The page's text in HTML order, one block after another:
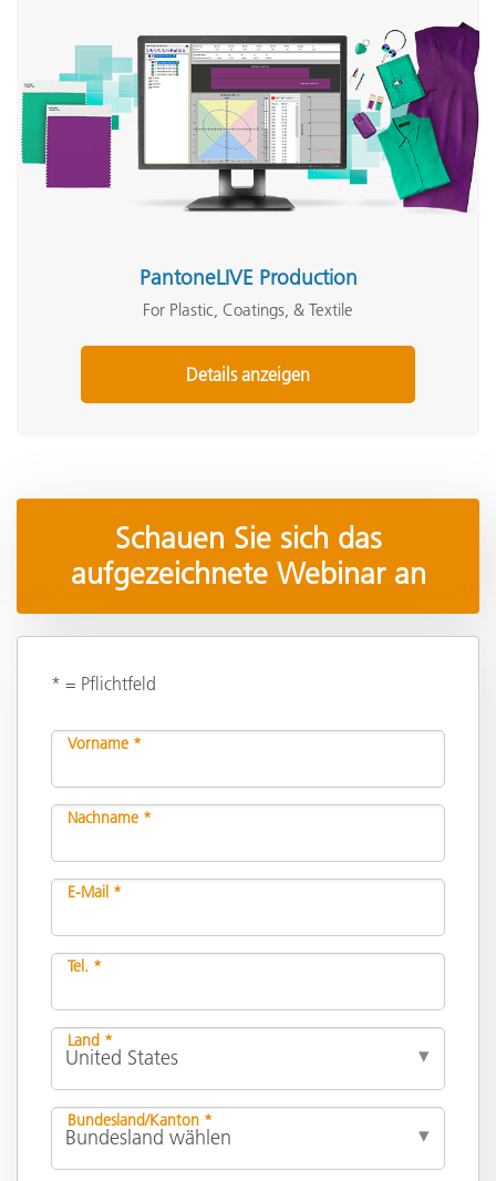
PantoneLIVE Production
For Plastic, Coatings, & Textile
Details anzeigen
Schauen Sie sich das
aufgezeichnete Webinar an
* = Pflichtfeld
Vorname *
Nachname *
E-Mail *
Tel. *
Land *
Bundesland/Kanton *